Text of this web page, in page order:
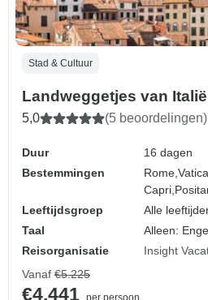
Stad & Cultuur
Landweggetjes van
5,0 (5 beoordelingen)
Duur
16 dagen
Bestemmingen
Rome,
Capri,
Leeftijdsgroep
Alle
Taal
Alleen:
Reisorganisatie
Insight
Vanaf €5.225
€4.441